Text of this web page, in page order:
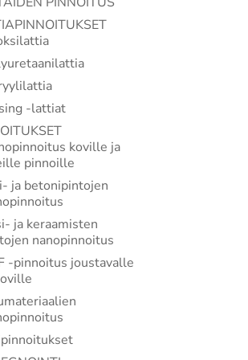
-lattiat
koville ja
pinnoille
ja betonipintojen
ja keraamisten
nanopinnoitus
-pinnoitus joustavalle